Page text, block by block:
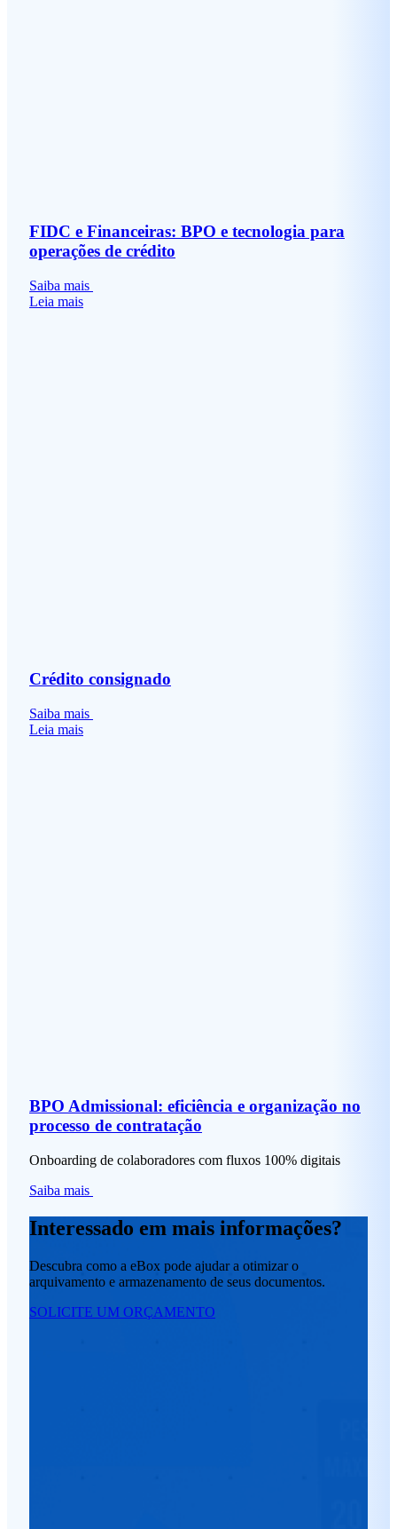
FIDC e Financeiras: BPO e tecnologia para
operações de crédito
Saiba mais
Leia mais
Crédito consignado
Saiba mais
Leia mais
BPO Admissional: eficiência e organização no
processo de contratação
Onboarding de colaboradores com fluxos 100% digitais
Saiba mais
Interessado em mais informações?
Descubra como a eBox pode ajudar a otimizar o
arquivamento e armazenamento de seus documentos.
SOLICITE UM ORÇAMENTO